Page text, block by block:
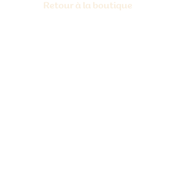
Retour à la boutique